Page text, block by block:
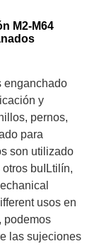
M2-M64
enganchado
y
pernos,
para
son utilizado
otros bu ILtilín,
echanical
fferent usos en
podemos
las sujeciones